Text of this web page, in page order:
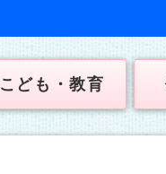
こども・教育